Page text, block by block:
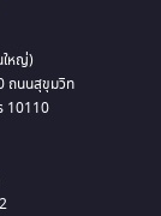
ใหญ่)
ถนนสุขุมวิท
10110